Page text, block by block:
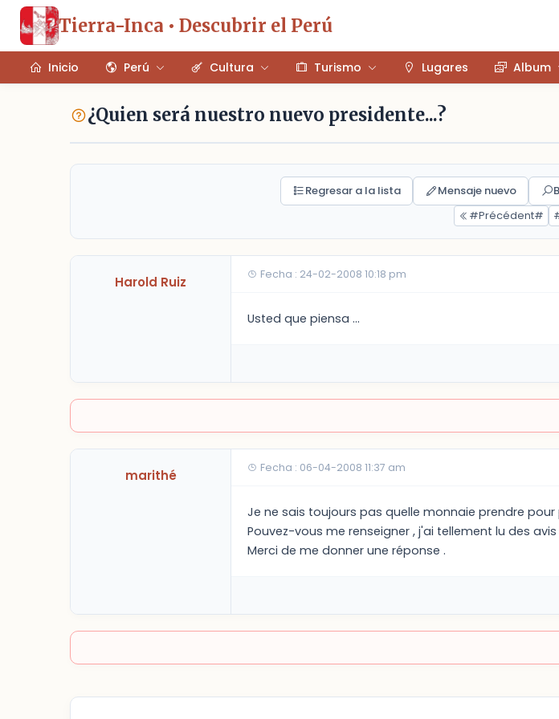
Tierra-Inca • Descubrir el Perú
Inicio Perú Cultura Turismo Lugares Album
¿Quien será nuestro nuevo presidente...?
Regresar a la lista Mensaje nuevo
#Précédent#
Harold Ruiz Fecha : 24-02-2008 10:18 pm
Usted que piensa ...
marithé Fecha : 06-04-2008 11:37 am
Je ne sais toujours pas quelle monnaie prendre pour
Pouvez-vous me renseigner , j'ai tellement lu des
Merci de me donner une réponse .